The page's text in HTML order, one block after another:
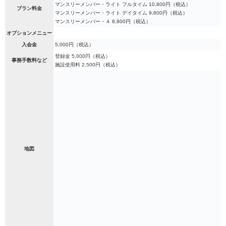
プラン料金
マンスリーメンバー・ライト フルタイム 10,800円（税込）
マンスリーメンバー・ライト デイタイム 9,800円（税込）
マンスリーメンバー・４ 8,800円（税込）
オプションメニュー
入会金 5,000円（税込）
事務手数料など
登録金 5,000円（税込）
施設使用料 2,500円（税込）
地図